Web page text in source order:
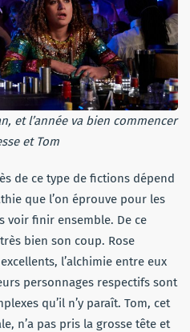
et l’année va bien commencer
et Tom
de ce type de fictions dépend
que l’on éprouve pour les
voir finir ensemble. De ce
bien son coup. Rose
l’alchimie entre eux
personnages respectifs sont
qu’il n’y paraît. Tom, cet
n’a pas pris la grosse tête et